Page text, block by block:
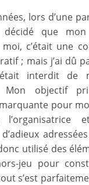
lors d’une
décidé que
c’était une
; mais j’ai dû
interdit de
Mon objectif
pour
l’organisatrice
utilisé des
jeu pour
s’est